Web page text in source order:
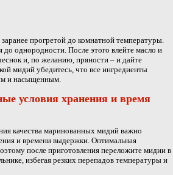
прогретой до комнатной температуры.
однородности. После этого влейте масло и
и, по желанию, пряности – и дайте
мидий убедитесь, что все ингредиенты
и насыщенным.
условия хранения и время
качества маринованных мидий важно
и времени выдержки. Оптимальная
после приготовления переложите мидии в
избегая резких перепадов температуры и